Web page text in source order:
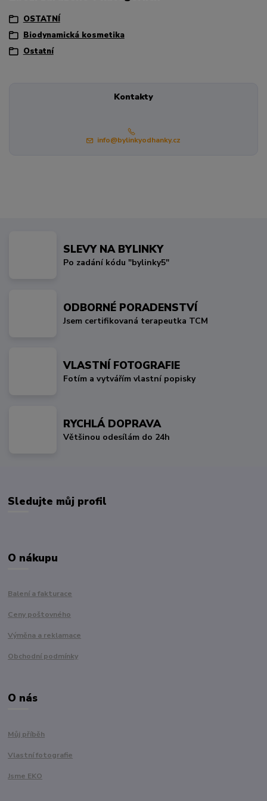
OSTATNÍ
Biodynamická kosmetika
Ostatní
Kontakty
info@bylinkyodhanky.cz
SLEVY NA BYLINKY
Po zadání kódu "bylinky5"
ODBORNÉ PORADENSTVÍ
Jsem certifikovaná terapeutka TCM
VLASTNÍ FOTOGRAFIE
Fotím a vytvářím vlastní popisky
RYCHLÁ DOPRAVA
Většinou odesílám do 24h
Sledujte můj profil
O nákupu
Balení a fakturace
Ceny poštovného
Výměna a reklamace
Obchodní podmínky
O nás
Můj příběh
Vlastní fotografie
Jsme EKO